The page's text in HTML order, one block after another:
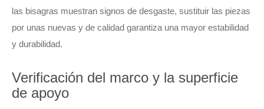
las bisagras muestran signos de desgaste, sustituir las piezas
por unas nuevas y de calidad garantiza una mayor estabilidad
y durabilidad.
Verificación del marco y la superficie
de apoyo